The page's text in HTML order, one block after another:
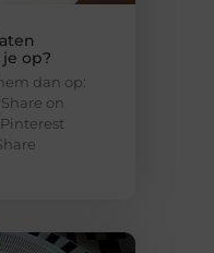
op?
dan op:
on